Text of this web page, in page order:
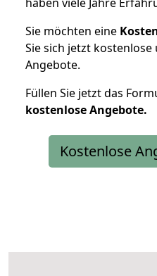
Sie möchten eine
Sie sich jetzt
Angebote.
Füllen Sie jetzt das
kostenloseAngebote.
Kostenlose